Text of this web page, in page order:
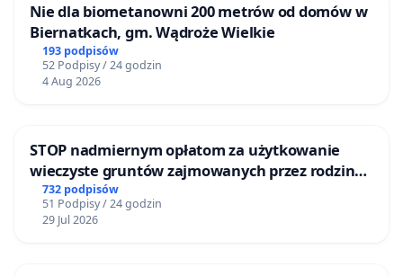
Nie dla biometanowni 200 metrów od domów w
Biernatkach, gm. Wądroże Wielkie
193 podpisów
52 Podpisy / 24 godzin
4 Aug 2026
STOP nadmiernym opłatom za użytkowanie
wieczyste gruntów zajmowanych przez rodzinne
ogrody działkowe.
732 podpisów
51 Podpisy / 24 godzin
29 Jul 2026